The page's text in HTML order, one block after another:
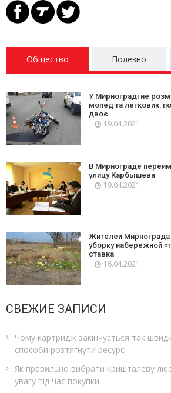
Общество Полезно
У Мирнограді не
мопед та легковик:
двоє
19.04.2021
В Мирнограде
улицу Карбышева
19.04.2021
Жителей Мирнограда
уборку набережной
ставка
16.04.2021
СВЕЖИЕ ЗАПИСИ
Чому картридж закінчується так
способи розтягнути ресурс
Як правильно вибрати кришталеву
увагу під час покупки